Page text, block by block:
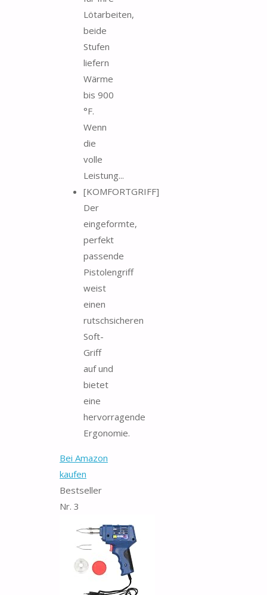
Lötarbeiten,
beide
Stufen
liefern
Wärme
bis 900
°F.
Wenn
die
volle
Leistung...
[KOMFORTGRIFF]
Der
eingeformte,
perfekt
passende
Pistolengriff
weist
einen
rutschsicheren
Soft-
Griff
auf und
bietet
eine
hervorragende
Ergonomie.
Bei Amazon
kaufen
Bestseller
Nr. 3